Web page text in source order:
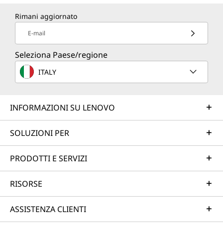
Rimani aggiornato
E-mail
Seleziona Paese/regione
ITALY
INFORMAZIONI SU LENOVO
SOLUZIONI PER
PRODOTTI E SERVIZI
RISORSE
ASSISTENZA CLIENTI